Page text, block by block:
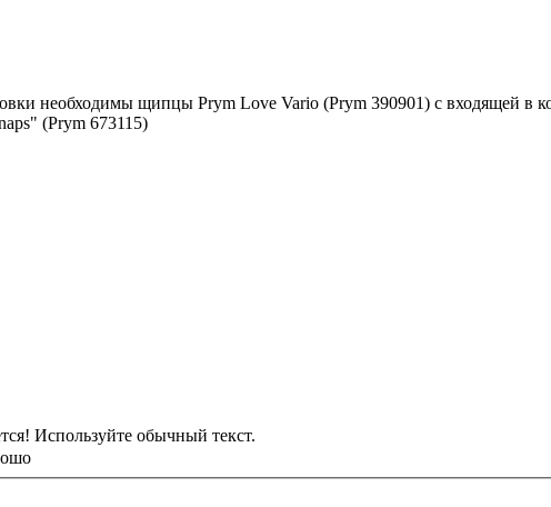
необходимы щипцы Prym Love Vario (Prym 390901) c входящей в
(Prym 673115)
Используйте обычный текст.